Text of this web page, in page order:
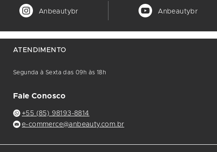
Anbeautybr Anbeautybr
ATENDIMENTO
Segunda à Sexta das 09h às 18h
Fale Conosco
+55 (85) 98193-8814
e-commerce@anbeauty.com.br